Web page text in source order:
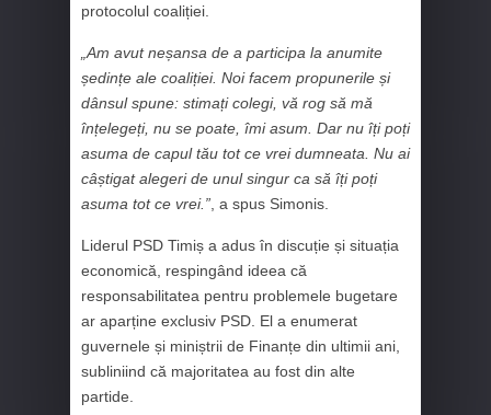
protocolul coaliției.
„Am avut neșansa de a participa la anumite
ședințe ale coaliției. Noi facem propunerile și
dânsul spune: stimați colegi, vă rog să mă
înțelegeți, nu se poate, îmi asum. Dar nu îți poți
asuma de capul tău tot ce vrei dumneata. Nu ai
câștigat alegeri de unul singur ca să îți poți
asuma tot ce vrei.” , a spus Simonis.
Liderul PSD Timiș a adus în discuție și situația
economică, respingând ideea că
responsabilitatea pentru problemele bugetare
ar aparține exclusiv PSD. El a enumerat
guvernele și miniștrii de Finanțe din ultimii ani,
subliniind că majoritatea au fost din alte
partide.